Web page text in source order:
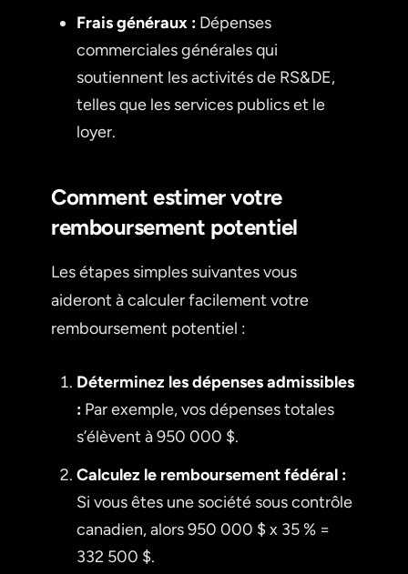
Frais généraux : Dépenses
commerciales générales qui
soutiennent les activités de RS&DE,
telles que les services publics et le
loyer.
Comment estimer votre
remboursement potentiel
Les étapes simples suivantes vous
aideront à calculer facilement votre
remboursement potentiel :
Déterminez les dépenses admissibles
: Par exemple, vos dépenses totales
s’élèvent à 950 000 $.
Calculez le remboursement fédéral :
Si vous êtes une société sous contrôle
canadien, alors 950 000 $ x 35 % =
332 500 $.